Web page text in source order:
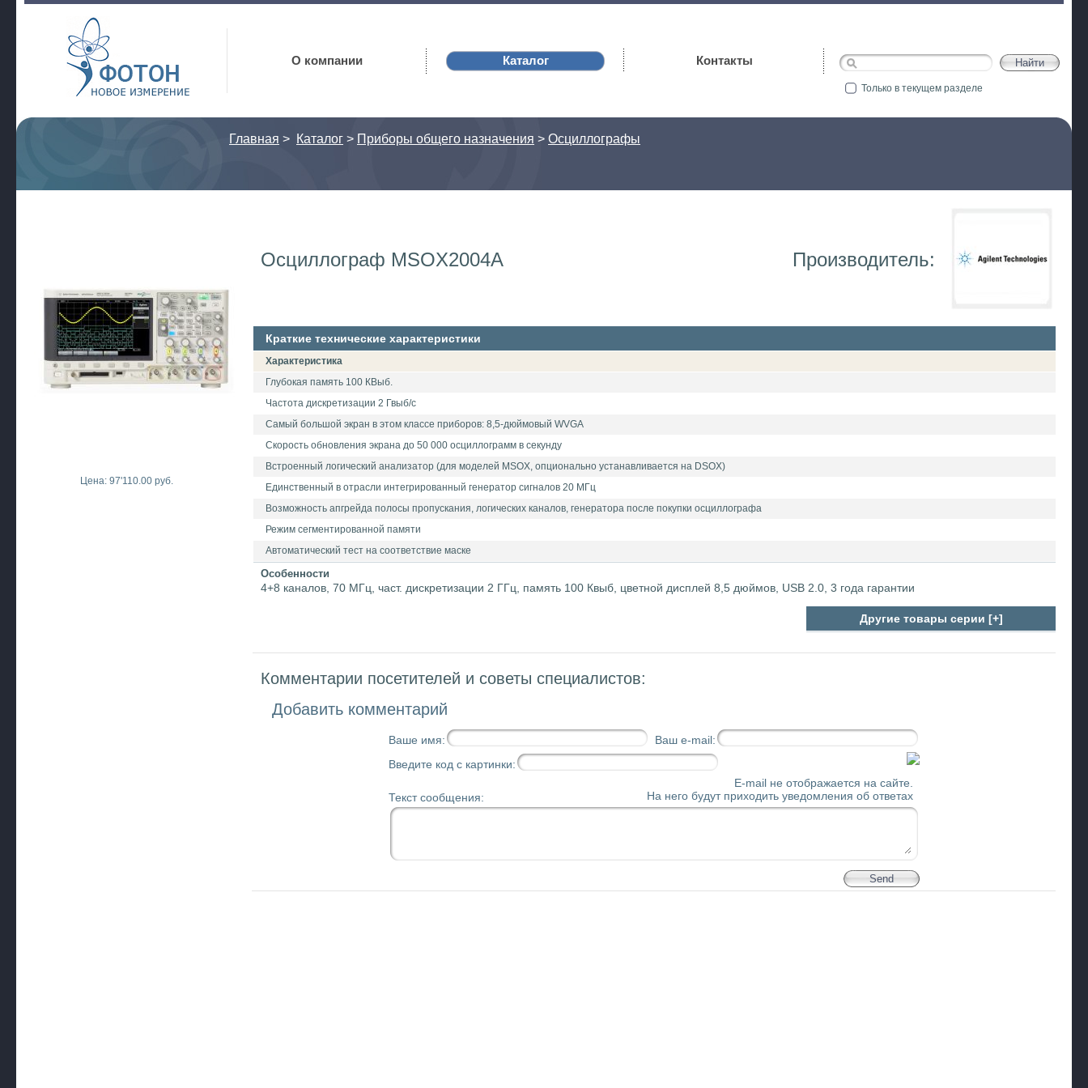
Фотон
О компании Каталог Контакты
Только в текущем разделе
Главная > Каталог > Приборы общего назначения > Осциллографы
Цена: 97'110.00 руб.
Осциллограф MSOX2004A Производитель:
Краткие технические характеристики
Характеристика
Глубокая память 100 КВыб.
Частота дискретизации 2 Гвыб/с
Самый большой экран в этом классе приборов: 8,5-дюймовый WVGA
Скорость обновления экрана до 50 000 осциллограмм в секунду
Встроенный логический анализатор (для моделей MSOX, опционально устанавливается на DSOX)
Единственный в отрасли интегрированный генератор сигналов 20 МГц
Возможность апгрейда полосы пропускания, логических каналов, генератора после покупки осциллографа
Режим сегментированной памяти
Автоматический тест на соответствие маске
Особенности
4+8 каналов, 70 МГц, част. дискретизации 2 ГГц, память 100 Квыб, цветной дисплей 8,5 дюймов, USB 2.0, 3 года гарантии
Другие товары серии [+]
Комментарии посетителей и советы специалистов:
Добавить комментарий
Ваше имя:
Ваш e-mail:
Введите код с картинки:
Текст сообщения:
E-mail не отображается на сайте.
На него будут приходить уведомления об ответах